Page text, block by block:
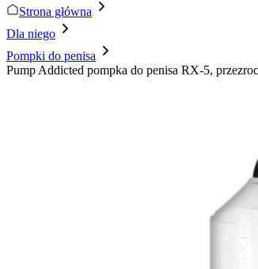
Strona główna
Dla niego
Pompki do penisa
Pump Addicted pompka do penisa RX-5,